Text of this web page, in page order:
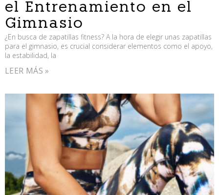
el Entrenamiento en el
Gimnasio
¿En busca de zapatillas fitness? A la hora de elegir unas zapatillas
para el gimnasio, es crucial considerar elementos como el apoyo,
la estabilidad, la
LEER MÁS »